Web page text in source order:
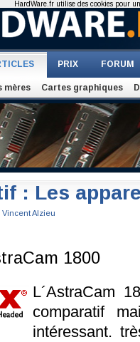
PRIX FORUM
mères Cartes graphiques
: Les
Vincent Alzieu
1800
L´AstraCam
comparatif
intéressant.
HardWare.fr utilise des cookies pour